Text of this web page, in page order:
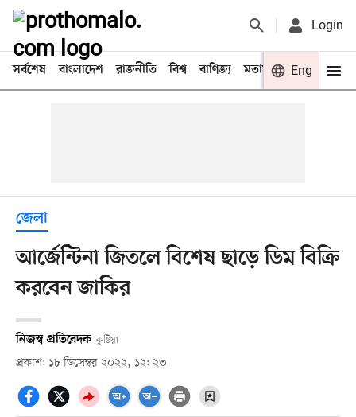
Login
সর্বশেষ বাংলাদেশ রাজনীতি বিশ্ব বাণিজ্য মতামত খেলা
Eng
জেলা
আর্জেন্টিনা জিতলে বিশেষ ছাড়ে ডিম বিক্রি
করবেন জাকির
নিজস্ব প্রতিবেদক কুষ্টিয়া
প্রকাশ: ১৮ ডিসেম্বর ২০২২, ১২: ২৩